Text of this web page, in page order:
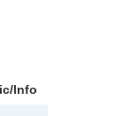
Info